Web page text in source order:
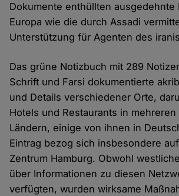
Dokumente enthüllten ausgedehnte
Europa wie die durch Assadi
Unterstützung für Agenten des
Das grüne Notizbuch mit 289
Schrift und Farsi dokumentierte
und Details verschiedener Orte,
Hotels und Restaurants in
Ländern, einige von ihnen in
Eintrag bezog sich insbesondere
Zentrum Hamburg. Obwohl
über Informationen zu diesen
verfügten, wurden wirksame